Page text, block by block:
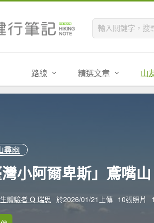
路線 精選文章 山
尋幽
灣小阿爾卑斯」鳶嘴山
體驗者 Q 瑞思 於2026/01/21上傳 10張照片